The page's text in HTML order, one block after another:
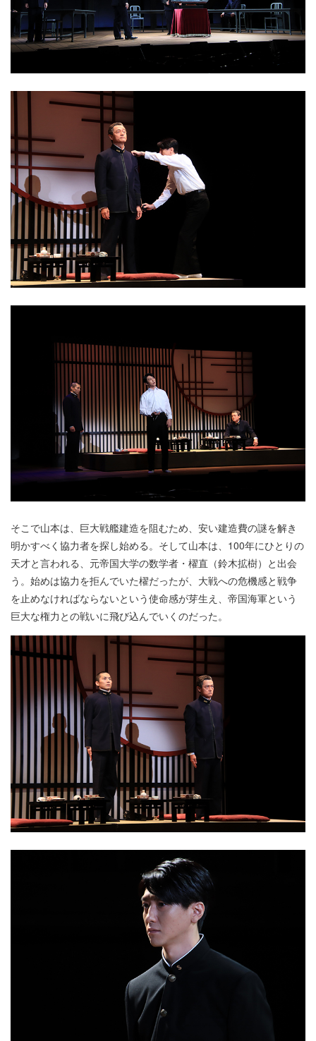
そこで山本は、巨大戦艦建造を阻むため、安い建造費の謎を解き
明かすべく協力者を探し始める。そして山本は、100年にひとりの
天才と言われる、元帝国大学の数学者・櫂直（鈴木拡樹）と出会
う。始めは協力を拒んでいた櫂だったが、大戦への危機感と戦争
を止めなければならないという使命感が芽生え、帝国海軍という
巨大な権力との戦いに飛び込んでいくのだった。